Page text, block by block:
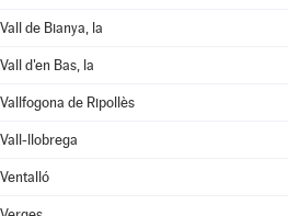
Vall de Bianya, la
Vall d'en Bas, la
Vallfogona de Ripollès
Vall-llobrega
Ventalló